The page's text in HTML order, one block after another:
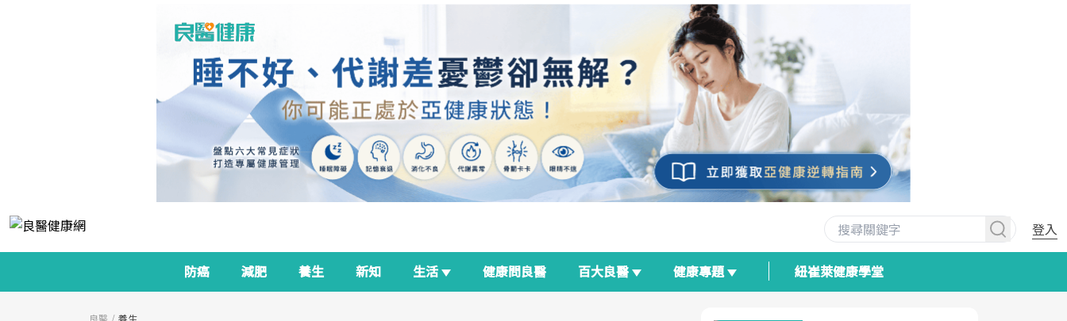
登入
防癌 減肥 養生 新知 生活 健康問良醫 百大良醫 健康專題 紐崔萊健康學堂
良醫 養生